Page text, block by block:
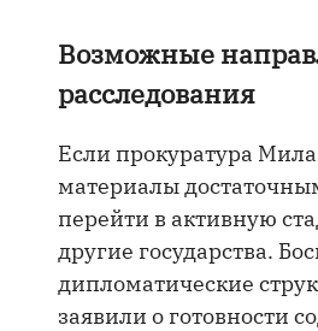
Возможные
расследования
Если прокуратура
материалы
перейти в активную
другие государства.
дипломатические
заявили о готовности